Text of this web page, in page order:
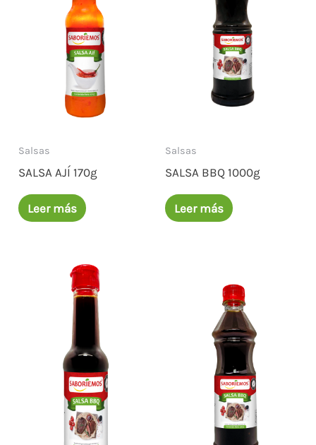
Salsas
SALSA AJÍ 170g
Leer más
Salsas
SALSA BBQ 1000g
Leer más